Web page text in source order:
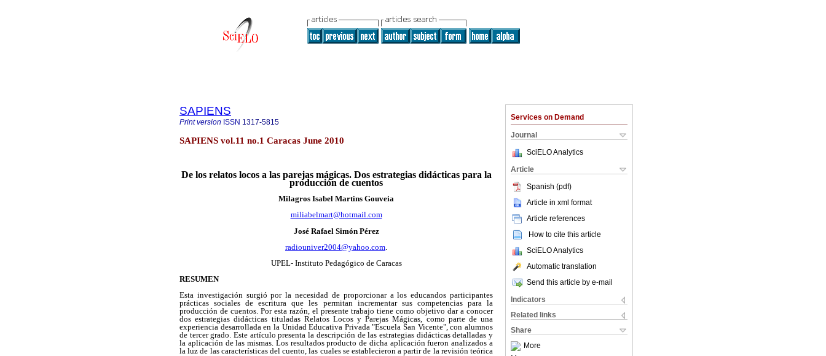
Services on Demand
Journal
SciELO Analytics
Article
Spanish (pdf)
Article in xml format
Article references
How to cite this article
SciELO Analytics
Automatic translation
Send this article by e-mail
Indicators
Related links
Share
More
SAPIENS
Print version ISSN 1317-5815
SAPIENS vol.11 no.1 Caracas June 2010
De los relatos locos a las parejas mágicas. Dos estrategias didácticas para la
producción de cuentos
Milagros Isabel Martins Gouveia
miliabelmart@hotmail.com
José Rafael Simón Pérez
radiouniver2004@yahoo.com
UPEL- Instituto Pedagógico de Caracas
RESUMEN
Esta investigación surgió por la necesidad de proporcionar a los educandos participantes
prácticas sociales de escritura que les permitan incrementar sus competencias para la
producción de cuentos. Por esta razón, el presente trabajo tiene como objetivo dar a conocer
dos estrategias didácticas tituladas Relatos Locos y Parejas Mágicas, como parte de una
experiencia desarrollada en la Unidad Educativa Privada "Escuela San Vicente", con alumnos
de tercer grado. Este artículo presenta la descripción de las estrategias didácticas detalladas y
la aplicación de las mismas. Los resultados producto de dicha aplicación fueron analizados a
la luz de las características del cuento, las cuales se establecieron a partir de la revisión teórica